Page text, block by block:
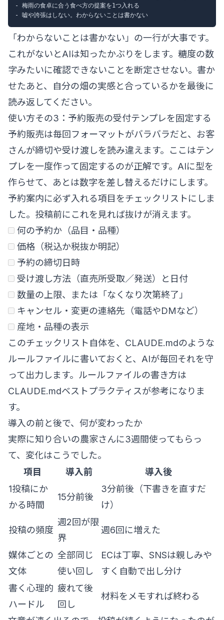
- 梅雨の食卓に合う食べ方の提案を1つ入れる
「わからないことは書かない」の一行が大事です。
これがないとAIは知ったかぶりをします。糖度の数
字みたいに確認できないことを断定させない。書か
せたあと、自分の畑の実感と合っているかを最後に
読み返してください。
使い方その3：予約販売の受付テンプレを固定する
予約販売は毎回フォーマットがバラバラだと、お客
さんが締切や受け渡しを読み違えます。ここはテン
プレを一度作って固定するのが正解です。AIに型を
作らせて、あとは数字を差し替えるだけにします。
予約案内に必ず入れる項目をチェックリストにしま
した。投稿前にこれを見れば抜けが消えます。
何の予約か（品目・品種）
価格（税込か税抜か明記）
予約の締切日時
受け渡し方法（直売所受取／発送）と日付
数量の上限、または「なくなり次第終了」
キャンセル・変更の連絡先（電話やDMなど）
産地・品種の表示
このチェックリスト自体を、CLAUDE.mdのような
ルールファイルに書いておくと、AIが毎回それを守
って出力します。ルールファイルの書き方は
CLAUDE.mdベストプラクティスが参考になりま
す。
導入の前と後で、何が変わったか
実際に知り合いの農家さんに3週間使ってもらっ
て、変化はこうでした。
項目
導入前
導入後
1投稿にか
かる時間
15分前後
3分前後（下書きを直すだ
け）
投稿の頻度
週2回が限
界
週6回に増えた
媒体ごとの
文体
全部同じ
使い回し
ECは丁寧、SNSは親しみや
すく自動で出し分け
書く心理的
ハードル
疲れて後
回し
材料をメモすれば終わる